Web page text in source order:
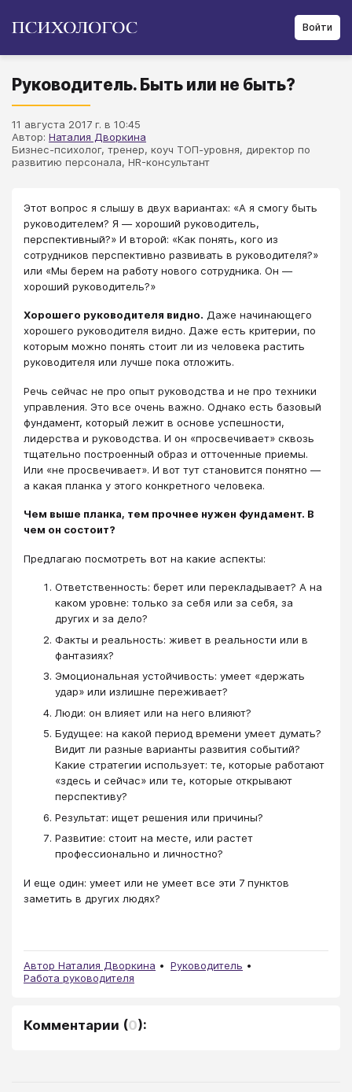
Войти
Руководитель. Быть или не быть?
11 августа 2017 г. в 10:45
Автор: Наталия Дворкина
Бизнес-психолог, тренер, коуч ТОП-уровня, директор по
развитию персонала, HR-консультант
Этот вопрос я слышу в двух вариантах: «А я смогу быть
руководителем? Я ― хороший руководитель,
перспективный?» И второй: «Как понять, кого из
сотрудников перспективно развивать в руководителя?»
или «Мы берем на работу нового сотрудника. Он ―
хороший руководитель?»
Хорошего руководителя видно. Даже начинающего
хорошего руководителя видно. Даже есть критерии, по
которым можно понять стоит ли из человека растить
руководителя или лучше пока отложить.
Речь сейчас не про опыт руководства и не про техники
управления. Это все очень важно. Однако есть базовый
фундамент, который лежит в основе успешности,
лидерства и руководства. И он «просвечивает» сквозь
тщательно построенный образ и отточенные приемы.
Или «не просвечивает». И вот тут становится понятно ―
а какая планка у этого конкретного человека.
Чем выше планка, тем прочнее нужен фундамент. В
чем он состоит?
Предлагаю посмотреть вот на какие аспекты:
Ответственность: берет или перекладывает? А на
каком уровне: только за себя или за себя, за
других и за дело?
Факты и реальность: живет в реальности или в
фантазиях?
Эмоциональная устойчивость: умеет «держать
удар» или излишне переживает?
Люди: он влияет или на него влияют?
Будущее: на какой период времени умеет думать?
Видит ли разные варианты развития событий?
Какие стратегии использует: те, которые работают
«здесь и сейчас» или те, которые открывают
перспективу?
Результат: ищет решения или причины?
Развитие: стоит на месте, или растет
профессионально и личностно?
И еще один: умеет или не умеет все эти 7 пунктов
заметить в других людях?
Автор Наталия Дворкина
Руководитель
Работа руководителя
Комментарии (0):